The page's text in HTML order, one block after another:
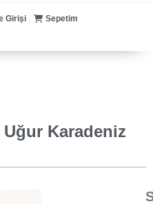
Girişi Sepetim
Uğur Karadeniz